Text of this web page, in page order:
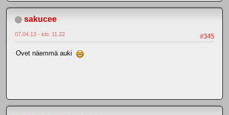
sakucee
#345
07.04.13 - klo: 11.22
Ovet näemmä auki